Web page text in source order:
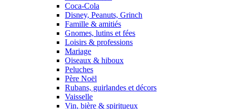
Coca-Cola
Disney, Peanuts, Grinch
Famille & amitiés
Gnomes, lutins et fées
Loisirs & professions
Mariage
Oiseaux & hiboux
Peluches
Père Noël
Rubans, guirlandes et décors
Vaisselle
Vin, bière & spiritueux